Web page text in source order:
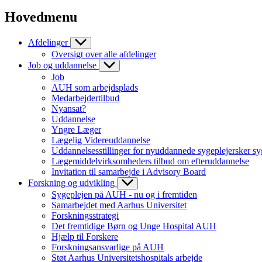
Hovedmenu
Afdelinger
Oversigt over alle afdelinger
Job og uddannelse
Job
AUH som arbejdsplads
Medarbejdertilbud
Nyansat?
Uddannelse
Yngre Læger
Lægelig Videreuddannelse
Uddannelsesstillinger for nyuddannede sygeplejersker
Lægemiddelvirksomheders tilbud om efteruddannelse
Invitation til samarbejde i Advisory Board
Forskning og udvikling
Sygeplejen på AUH - nu og i fremtiden
Samarbejdet med Aarhus Universitet
Forskningsstrategi
Det fremtidige Børn og Unge Hospital AUH
Hjælp til Forskere
Forskningsansvarlige på AUH
Støt Aarhus Universitetshospitals arbejde